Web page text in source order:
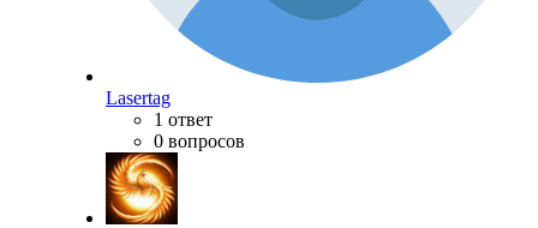
Lasertag
1 ответ
0 вопросов